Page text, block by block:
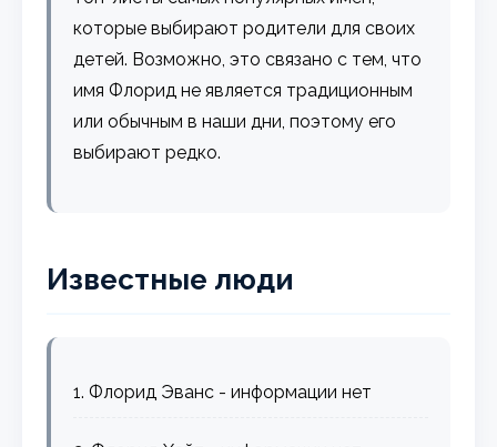
которые выбирают родители для своих
детей. Возможно, это связано с тем, что
имя Флорид не является традиционным
или обычным в наши дни, поэтому его
выбирают редко.
Известные люди
1. Флорид Эванс - информации нет